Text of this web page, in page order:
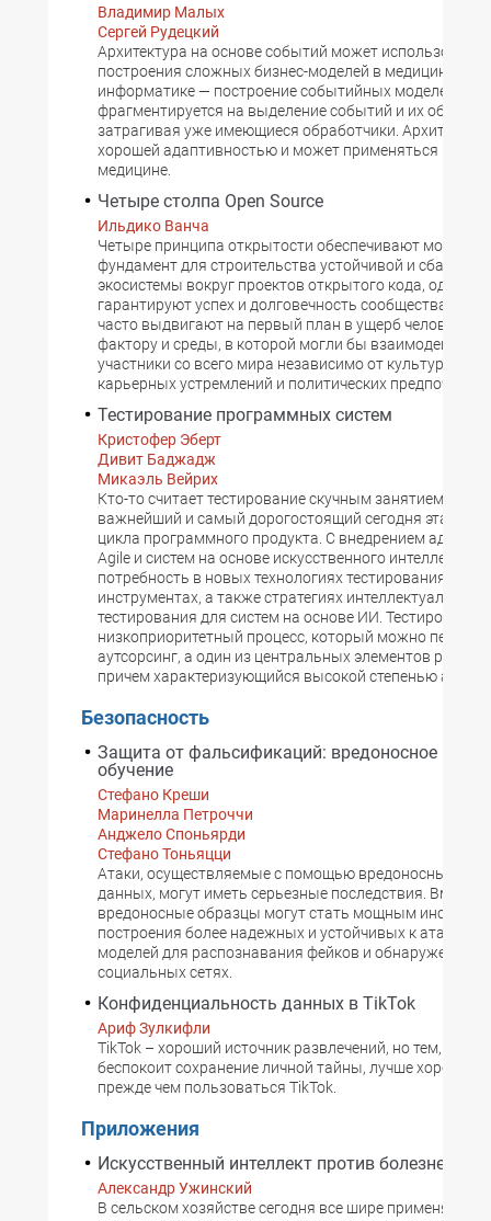
Владимир Малых
Сергей Рудецкий
Архитектура на основе событий может
построения сложных бизнес-моделей в медицинской
информатике — построение событийных моделей
фрагментируется на выделение событий и их
затрагивая уже имеющиеся обработчики.
хорошей адаптивностью и может применяться не
медицине.
Четыре столпа Open Source
Ильдико Ванча
Четыре принципа открытости обеспечивают мощный
фундамент для строительства устойчивой и
экосистемы вокруг проектов открытого кода, однако
гарантируют успех и долговечность сообщества.
часто выдвигают на первый план в ущерб
фактору и среды, в которой могли бы
участники со всего мира независимо от культуры,
карьерных устремлений и политических
Тестирование программных систем
Кристофер Эберт
Дивит Баджадж
Микаэль Вейрих
Кто-то считает тестирование скучным занятием, но —
важнейший и самый дорогостоящий сегодня этап
цикла программного продукта. С внедрением
Agile и систем на основе искусственного интеллекта
потребность в новых технологиях тестирования,
инструментах, а также стратегиях интеллектуального
тестирования для систем на основе ИИ.
низкоприоритетный процесс, который можно
аутсорсинг, а один из центральных элементов
причем характеризующийся высокой степенью
Безопасность
Защита от фальсификаций: вредоносное
обучение
Стефано Креши
Маринелла Петроччи
Анджело Споньярди
Стефано Тоньяцци
Атаки, осуществляемые с помощью вредоносных
данных, могут иметь серьезные последствия. Вместе
вредоносные образцы могут стать мощным
построения более надежных и устойчивых к атакам
моделей для распознавания фейков и обнаружения
социальных сетях.
Конфиденциальность данных в TikTok
Ариф Зулкифли
TikTok – хороший источник развлечений, но тем, кого
беспокоит сохранение личной тайны, лучше хорошо
прежде чем пользоваться TikTok.
Приложения
Искусственный интеллект против болезней
Александр Ужинский
В сельском хозяйстве сегодня все шире применяются